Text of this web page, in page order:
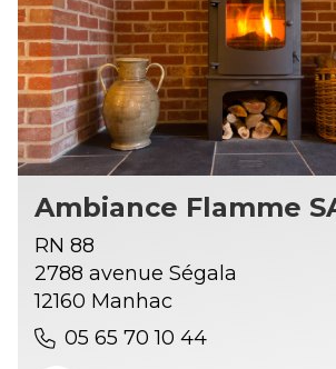
Ambiance Flamme
RN 88
2788 avenue Ségala
12160 Manhac
05 65 70 10 44